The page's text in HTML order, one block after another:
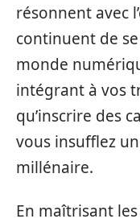
résonnent avec
continuent de
monde
intégrant à vos
qu’inscrire des
vous insufflez
millénaire.
En maîtrisant